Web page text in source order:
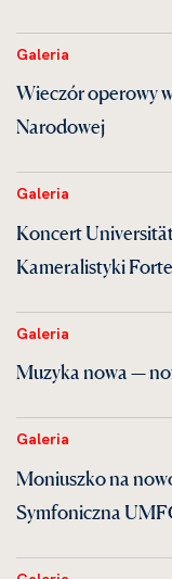
Galeria
Wieczór operowy
Narodowej
Galeria
Koncert
Kameralistyki
Galeria
Muzyka nowa —
Galeria
Moniuszko na
Symfoniczna